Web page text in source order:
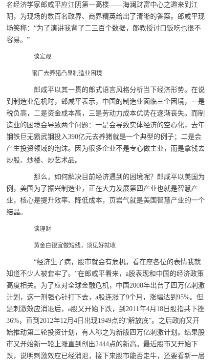
名经济学家郎咸平应江阴第一高楼——海澜财富中心之邀来到江
阴，为现场的数百名政界、商界精英给出了清晰的答案。郎咸平现
场笑称：“为了演讲我背了二三百个数据，郎教授讨口饭吃也很不
容易。”
谈宏观
钢厂去养猪凸显制造业困境
郎咸平以其一贯的郎式语言风格分析当下经济形势。在说
到制造业危机时，郎咸平表示，中国的制造业面临三个困境，一是
税负高，二是资金成本高，三是劳动力成本优势在逐渐丧失。而制
造业的困境会导致两个问题：一是会导致实体经济的空心化，去年
钢铁巨无霸武钢投入390亿元去养猪就是一个典型的例子；二是会
产生投资领域的泡沫。因为很多企业不是专心做主业，而是拿钱去
炒股、炒楼、炒艺术品。
那么，如何解决目前经济遇到的困境呢？郎咸平以美国为
例，美国为了振兴制造业，正在大力发展第四产业也就是智慧产
业，核心是提升效率、降低成本，页岩气就是美国智慧产业的一个
结晶。
谈理财
黄金白银宜做短线，须见好就收
“经济生了病，股市就会有危机，看在座各位的表情我就
知道不少人被套牢了。”在郎咸平看来，a股表现和中国的经济政策
高度相关。为了应对全球金融危机，中国2008年出台了四万亿刺激
计划，这一剂强心针打下去，a股连涨了9个月，涨幅达到95%。但
是刺激效应消退后，a股又开始下跌，到2011年4月18日股指共下挫
36%，直到2012年12月4日出现1949点的“解放底”。之后政府又开
始推动第二轮投资计划，有人称之为新版四万亿刺激计划。结果股
市又开始新一轮上涨直到创出2444点的新高。最近股市又开始下
跌，说明刺激效应已经消退，接下来股市能否走牛，还要看新一届